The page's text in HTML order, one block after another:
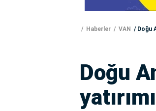
Haberler VAN Doğu
Doğu